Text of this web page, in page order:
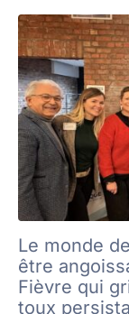
Le monde
être
Fièvre qui
toux